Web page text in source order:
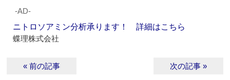
‐AD‐
ニトロソアミン分析承ります！ 詳細はこちら
蝶理株式会社
« 前の記事 次の記事 »